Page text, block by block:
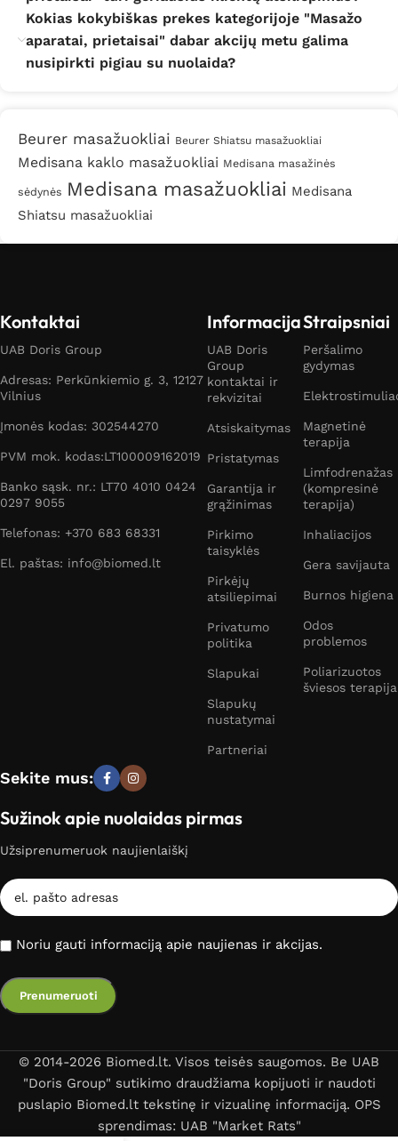
tinkantis atpalaiduojančiam, raminančiam kompresiniam
arba Shiatsu masažui, skatinantis kraujo cirkuliaciją ir
atgaivinantis pavargusias pėdas bei kojas. Ypač šio
Pilvo masažo aparatai
Pilvas yra ta kūno dalis, kuri neretam kelia šiokių tokių
kompleksų. Ypač tema jautri dailiosios lyties
tai bus vienas paprasčiausių ir efektyviausių būdų
BioMed.ltsiūlomi masažuokliai atpalaiduoja kūną ir
malšina raumenų skausmus, o geriausia, kad visa tai
galite padaryti ilsėdamiesi namuose. Šiame puslapyje
pateikiamas ne tik prekių asortimentas, bet ir jų kainos
bei akcijos. Pasirinkę prekę galite apie ją pasiskaityti
plačiau ir užsisakyti internetu.
Kokias kokybiškas prekes kategorijoje "Masažo
aparatai, prietaisai" dabar akcijų metu galima
nusipirkti pigiau su nuolaida?
Beurer masažuokliai Beurer Shiatsu masažuokliai
Medisana kaklo masažuokliai Medisana masažinės
sėdynės Medisana masažuokliai Medisana
Shiatsu masažuokliai
Kontaktai
UAB Doris Group
Adresas: Perkūnkiemio g. 3, 12127
Vilnius
Įmonės kodas: 302544270
PVM mok. kodas:LT100009162019
Banko sąsk. nr.: LT70 4010 0424
0297 9055
Telefonas: +370 683 68331
El. paštas: info@biomed.lt
Informacija
UAB Doris
Group
kontaktai ir
rekvizitai
Atsiskaitymas
Pristatymas
Garantija ir
grąžinimas
Pirkimo
taisyklės
Pirkėjų
atsiliepimai
Privatumo
politika
Slapukai
Slapukų
nustatymai
Partneriai
Straipsniai
Peršalimo
gydymas
Magnetinė
terapija
Limfodrenažas
(kompresinė
terapija)
Inhaliacijos
Gera savijauta
Burnos higiena
Odos
problemos
Poliarizuotos
šviesos terapija
Sekite mus:
Sužinok apie nuolaidas pirmas
Užsiprenumeruok naujienlaiškį
Noriu gauti informaciją apie naujienas ir akcijas.
© 2014-2026 Biomed.lt. Visos teisės saugomos. Be UAB
"Doris Group" sutikimo draudžiama kopijuoti ir naudoti
puslapio Biomed.lt tekstinę ir vizualinę informaciją. OPS
sprendimas: UAB "Market Rats"